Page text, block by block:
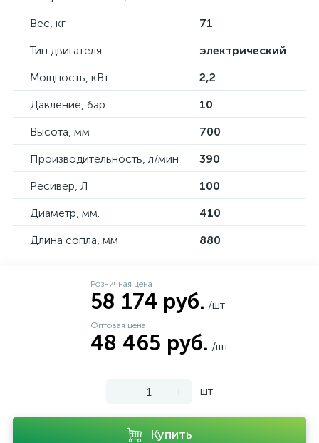
Вес, кг
71
Тип двигателя
электрический
Мощность, кВт
2,2
Давление, бар
10
Высота, мм
700
Производительность, л/мин
390
Ресивер, Л
100
Диаметр, мм.
410
Длина сопла, мм
880
Розничная цена
58 174 руб. /шт
Оптовая цена
48 465 руб. /шт
- + шт
Купить